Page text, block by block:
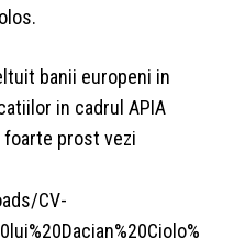
banii europeni in
in cadrul APIA
prost vezi
CV-